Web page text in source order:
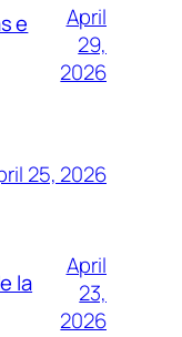
e
April
29,
2026
25, 2026
la
April
23,
2026